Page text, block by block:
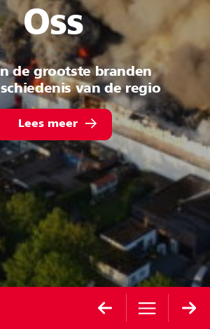
Oss
de grootste branden
van de regio
Lees meer
(opent in nieuw tabblad)
Inhoudsopgave